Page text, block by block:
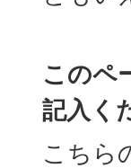
このペ
記入く
こちら